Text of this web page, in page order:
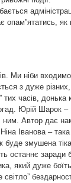
опам”ятатись,
Ми ніби
з дуже
часів, донька
Юрій Шарок
ним. Автор дає
Іванова –
змушена
останнє
який дуже